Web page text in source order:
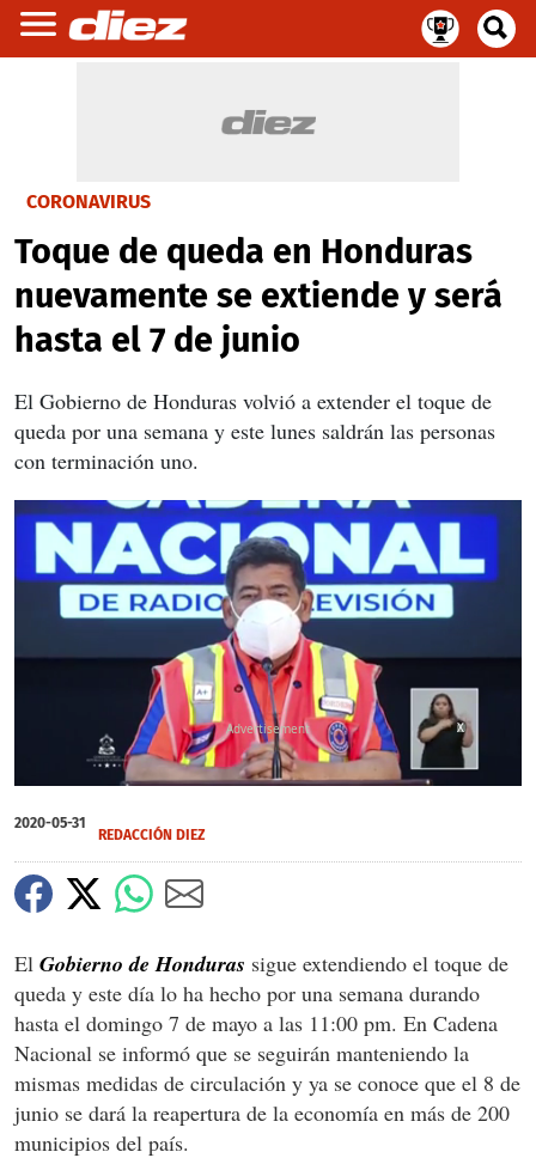
CORONAVIRUS
Toque de queda en Honduras
nuevamente se extiende y será
hasta el 7 de junio
El Gobierno de Honduras volvió a extender el toque de
queda por una semana y este lunes saldrán las personas
con terminación uno.
seconds
of
seconds
X
2020-05-31
REDACCIÓN DIEZ
El Gobierno de Honduras sigue extendiendo el toque de
queda y este día lo ha hecho por una semana durando
hasta el domingo 7 de mayo a las 11:00 pm. En Cadena
Nacional se informó que se seguirán manteniendo la
mismas medidas de circulación y ya se conoce que el 8 de
junio se dará la reapertura de la economía en más de 200
municipios del país.